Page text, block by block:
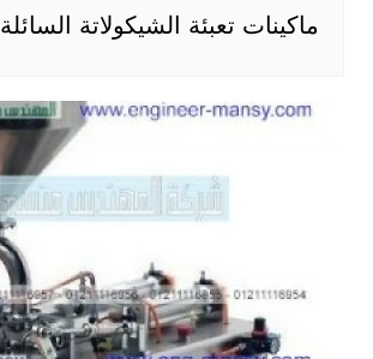
ماكينات تعبئة الشيكولاتة السائلة